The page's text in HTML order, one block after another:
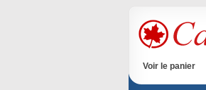
Voir le panier